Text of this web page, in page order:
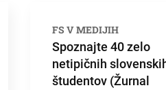
FS V MEDIJIH
Spoznajte 40 zelo
netipičnih
študentov (Žurnal